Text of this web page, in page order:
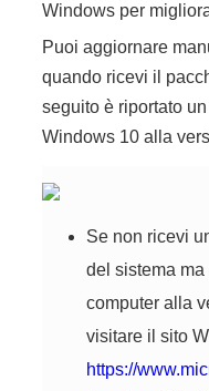
Windows per
Puoi aggiornare
quando ricevi il
seguito è riportato
Windows 10 alla
Se non ricevi
del sistema
computer alla
visitare il sito
https://